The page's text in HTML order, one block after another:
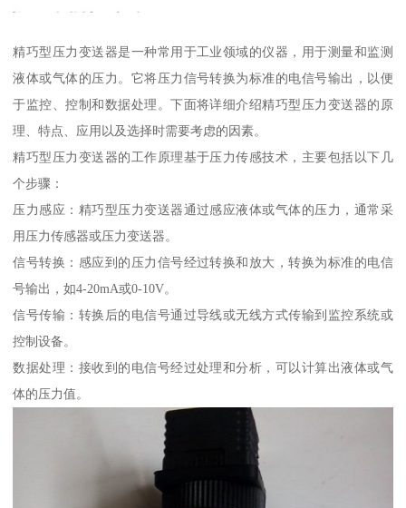
精巧型压力变送器是一种常用于工业领域的仪器，用于测量和监测
液体或气体的压力。它将压力信号转换为标准的电信号输出，以便
于监控、控制和数据处理。下面将详细介绍精巧型压力变送器的原
理、特点、应用以及选择时需要考虑的因素。
精巧型压力变送器的工作原理基于压力传感技术，主要包括以下几
个步骤：
压力感应：精巧型压力变送器通过感应液体或气体的压力，通常采
用压力传感器或压力变送器。
信号转换：感应到的压力信号经过转换和放大，转换为标准的电信
号输出，如4-20mA或0-10V。
信号传输：转换后的电信号通过导线或无线方式传输到监控系统或
控制设备。
数据处理：接收到的电信号经过处理和分析，可以计算出液体或气
体的压力值。